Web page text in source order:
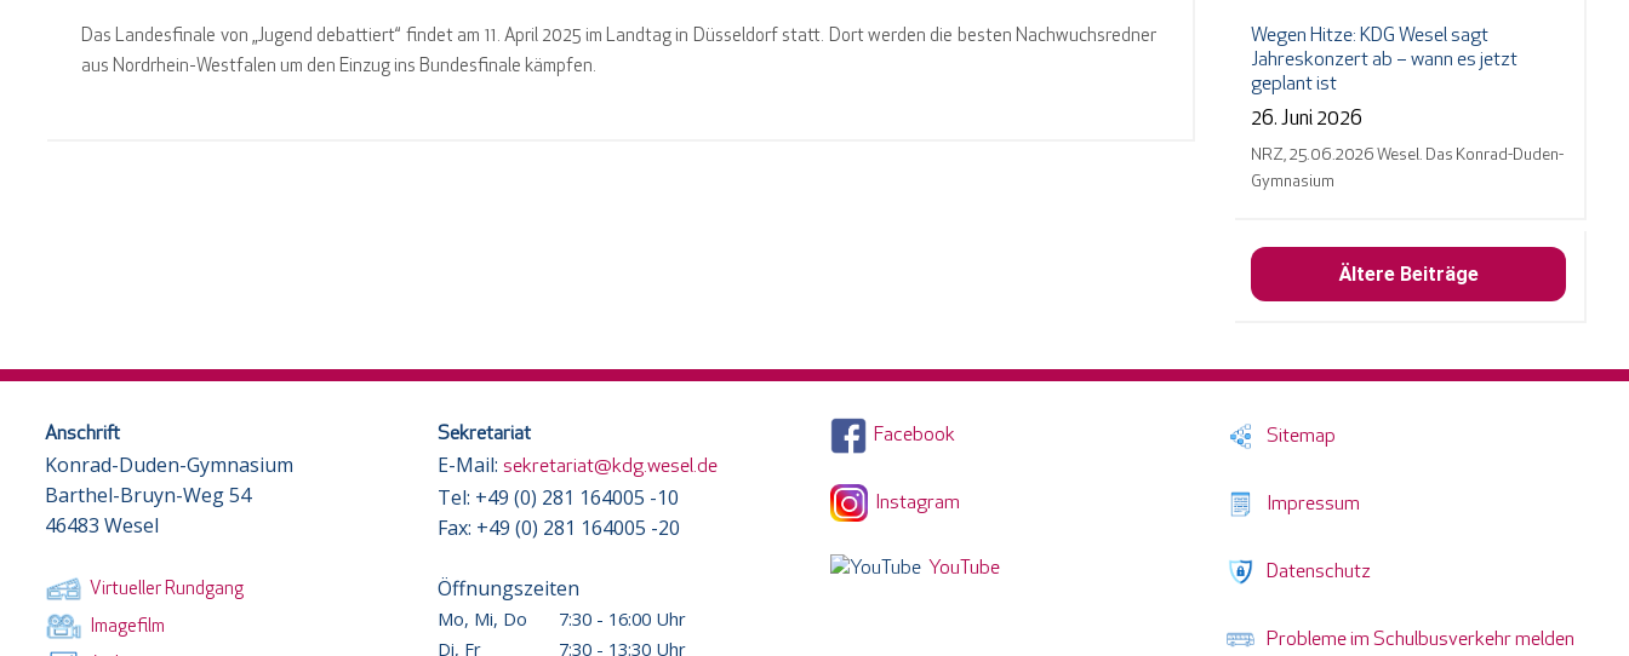
Das Landesfinale von „Jugend debattiert“ findet am 11. April 2025 im Landtag in Düsseldorf statt. Dort werden die besten Nachwuchsredner
aus Nordrhein-Westfalen um den Einzug ins Bundesfinale kämpfen.
Wegen Hitze: KDG Wesel sagt
Jahreskonzert ab – wann es jetzt
geplant ist
26. Juni 2026
NRZ, 25.06.2026 Wesel. Das Konrad-Duden-
Gymnasium
Ältere Beiträge
Anschrift
Konrad-Duden-Gymnasium
Barthel-Bruyn-Weg 54
46483 Wesel
Virtueller Rundgang
Imagefilm
Sekretariat
E-Mail: sekretariat@kdg.wesel.de
Tel: +49 (0) 281 164005 -10
Fax: +49 (0) 281 164005 -20
Öffnungszeiten
Mo, Mi, Do
7:30 - 16:00 Uhr
Di, Fr
7:30 - 13:30 Uhr
Facebook
Instagram
YouTube
Sitemap
Impressum
Datenschutz
Probleme im Schulbusverkehr melden